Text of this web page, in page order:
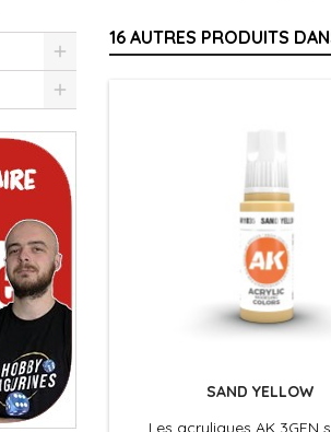
16 AUTRES PRODUITS
SAND YELLOW
Les acryliques AK 3GEN